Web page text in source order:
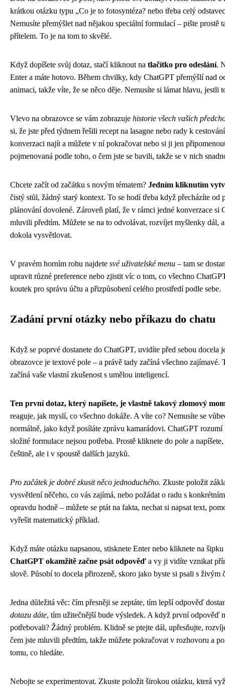
krátkou otázku typu „Co je to fotosyntéza? nebo třeba celý
Nemusíte přemýšlet nad nějakou speciální formulací – pište prostě
přítelem. To je na tom to skvělé.
Když dopíšete svůj dotaz, stačí kliknout na tlačítko pro odeslání.
Enter a máte hotovo. Během chvilky, kdy ChatGPT přemýšlí nad
animaci, takže víte, že se něco děje. Nemusíte si lámat hlavu, jestli
Vlevo na obrazovce se vám zobrazuje historie všech vašich
si, že jste před týdnem řešili recept na lasagne nebo rady k
konverzaci najít a můžete v ní pokračovat nebo si ji jen
pojmenovaná podle toho, o čem jste se bavili, takže se v nich
Chcete začít od začátku s novým tématem? Jedním kliknutím
čistý stůl, žádný starý kontext. To se hodí třeba když přecházíte od
plánování dovolené. Zároveň platí, že v rámci jedné konverzace si
mluvili předtím. Můžete se na to odvolávat, rozvíjet myšlenky dál,
dokola vysvětlovat.
V pravém horním rohu najdete své uživatelské menu – tam se
upravit různé preference nebo zjistit víc o tom, co všechno
koutek pro správu účtu a přizpůsobení celého prostředí podle sebe.
Zadání první otázky nebo příkazu do chatu
Když se poprvé dostanete do ChatGPT, uvidíte před sebou docela
obrazovce je textové pole – a právě tady začíná všechno zajímavé.
začíná vaše vlastní zkušenost s umělou inteligencí.
Ten první dotaz, který napíšete, je vlastně takový zlomový
reaguje, jak myslí, co všechno dokáže. A víte co? Nemusíte se
normálně, jako když posíláte zprávu kamarádovi. ChatGPT rozumí
složité formulace nejsou potřeba. Prostě kliknete do pole a
češtině, ale i v spoustě dalších jazyků.
Pro začátek je dobré zkusit něco jednoduchého. Zkuste položit
vysvětlení něčeho, co vás zajímá, nebo požádat o radu s
opravdu hodně – můžete se ptát na fakta, nechat si napsat text,
vyřešit matematický příklad.
Když máte otázku napsanou, stisknete Enter nebo kliknete na
ChatGPT okamžitě začne psát odpověď a vy ji vidíte vznikat
slově. Působí to docela přirozeně, skoro jako byste si psali s živým
Jedna důležitá věc: čím přesněji se zeptáte, tím lepší odpověď
dotazu dáte, tím užitečnější bude výsledek. A když první odpověď
potřebovali? Žádný problém. Klidně se ptejte dál, upřesňujte,
čem jste mluvili předtím, takže můžete pokračovat v rozhovoru a
tomu, co hledáte.
Nebojte se experimentovat. Zkuste položit širokou otázku, která